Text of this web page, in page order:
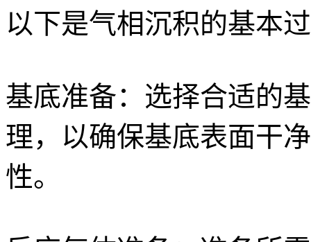
以下是气相沉积的基本
基底准备：选择合适的
理，以确保基底表面干
性。